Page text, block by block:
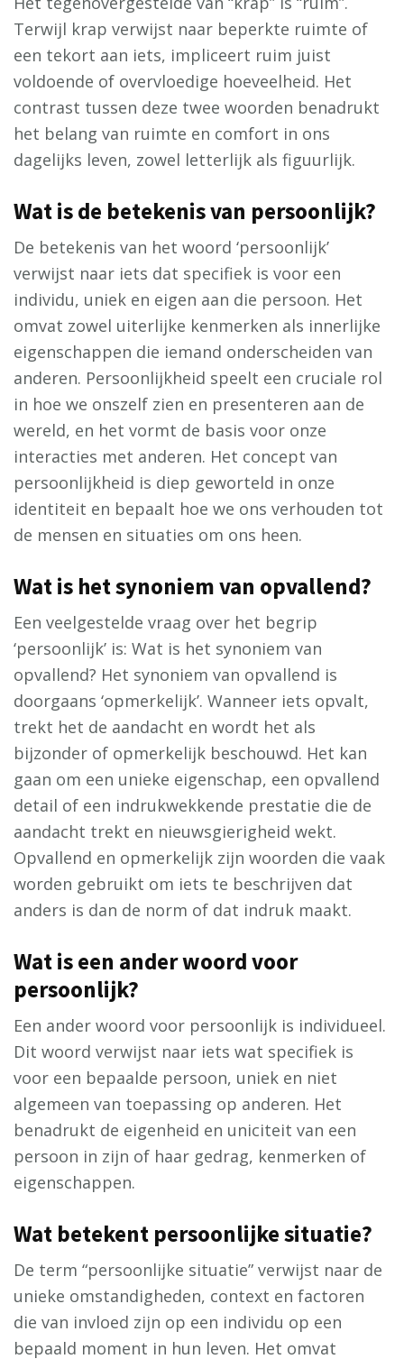
Terwijl krap verwijst naar beperkte ruimte of
een tekort aan iets, impliceert ruim juist
voldoende of overvloedige hoeveelheid. Het
contrast tussen deze twee woorden benadrukt
het belang van ruimte en comfort in ons
dagelijks leven, zowel letterlijk als figuurlijk.
Wat is de betekenis van persoonlijk?
De betekenis van het woord ‘persoonlijk’
verwijst naar iets dat specifiek is voor een
individu, uniek en eigen aan die persoon. Het
omvat zowel uiterlijke kenmerken als innerlijke
eigenschappen die iemand onderscheiden van
anderen. Persoonlijkheid speelt een cruciale rol
in hoe we onszelf zien en presenteren aan de
wereld, en het vormt de basis voor onze
interacties met anderen. Het concept van
persoonlijkheid is diep geworteld in onze
identiteit en bepaalt hoe we ons verhouden tot
de mensen en situaties om ons heen.
Wat is het synoniem van opvallend?
Een veelgestelde vraag over het begrip
‘persoonlijk’ is: Wat is het synoniem van
opvallend? Het synoniem van opvallend is
doorgaans ‘opmerkelijk’. Wanneer iets opvalt,
trekt het de aandacht en wordt het als
bijzonder of opmerkelijk beschouwd. Het kan
gaan om een unieke eigenschap, een opvallend
detail of een indrukwekkende prestatie die de
aandacht trekt en nieuwsgierigheid wekt.
Opvallend en opmerkelijk zijn woorden die vaak
worden gebruikt om iets te beschrijven dat
anders is dan de norm of dat indruk maakt.
Wat is een ander woord voor
persoonlijk?
Een ander woord voor persoonlijk is individueel.
Dit woord verwijst naar iets wat specifiek is
voor een bepaalde persoon, uniek en niet
algemeen van toepassing op anderen. Het
benadrukt de eigenheid en uniciteit van een
persoon in zijn of haar gedrag, kenmerken of
eigenschappen.
Wat betekent persoonlijke situatie?
De term “persoonlijke situatie” verwijst naar de
unieke omstandigheden, context en factoren
die van invloed zijn op een individu op een
bepaald moment in hun leven. Het omvat